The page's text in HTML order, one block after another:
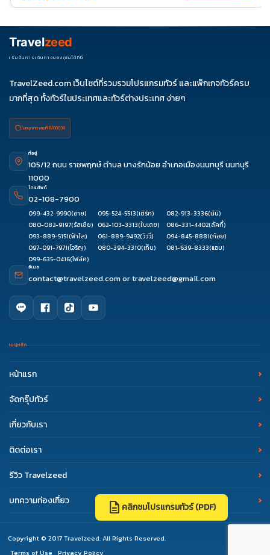
description คลิกชมโปรแกรมทัวร์ (PDF)
support_agent
Travelzeed
เริ่มต้นการเดินทางของคุณได้ที่นี่
TravelZeed.com เว็บไซต์ที่รวมรวมโปรแกรมทัวร์ และแพ็กเกจทัวร์ครบ
มากที่สุด ทั้งทัวร์ในประเทศและทัวร์ต่างประเทศ ง่ายๆ
ใบอนุญาต เลขที่ 11/08038
ที่อยู่
105/12 ถนน ราชพฤกษ์ ตำบล บางรักน้อย อำเภอเมืองนนทบุรี นนทบุรี
11000
โทรศัพท์
02-108-7900
099-432-9990(อาย) 095-524-5513(เติร์ก) 082-913-3336(นินิ)
080-082-9197(รัสเซีย) 062-103-3313(ใบเตย) 086-331-4402(ลัคกี้)
093-889-5151(ฟ้าใส) 061-889-9492(วิววี่) 094-845-8881(ก้อย)
097-091-7971(โจริญ) 080-394-3310(เก็บ) 081-639-8333(แอม)
099-635-0416(โฟล์ค)
อีเมล
contact@travelzeed.comortravelzeed@gmail.com
เมนูหลัก
หน้าแรก
จัดกรุ๊ปทัวร์
เกี่ยวกับเรา
ติดต่อเรา
รีวิว Travelzeed
บทความท่องเที่ยว
Copyright © 2017 Travelzeed. All Rights Reserved.
Terms of Use
Privacy Policy